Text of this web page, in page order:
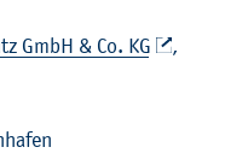
GmbH & Co. KG
,